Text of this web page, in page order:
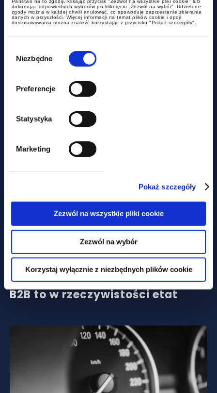
Państwo na to zgodę, klikając przycisk "Zezwól na wszystkie pliki cookie" lub
dokonując odpowiednich wyborów po kliknięciu „Zezwól na wybór”. Udzielone
zgody można w każdej chwili anulować, co spowoduje zaprzestanie zbierania
danych w przyszłości. Więcej informacji na temat plików cookie i opcji
dostosowywania można znaleźć korzystając z przycisku "Pokaż szczegóły".
zgody
Niezbędne
Preferencje
Statystyka
Marketing
Pokaż szczegóły
Zezwól na wszystkie pliki cookie
Zezwól na wybór
Korzystaj wyłącznie z niezbędnych plików cookie
aktualności
Chambers High Net Worth 2026 -
GWW w Band 1 nieprzerwanie od
2017
Już teraz inspektor pracy może
zdecydować, że Twoja umowa
B2B to w rzeczywistości etat